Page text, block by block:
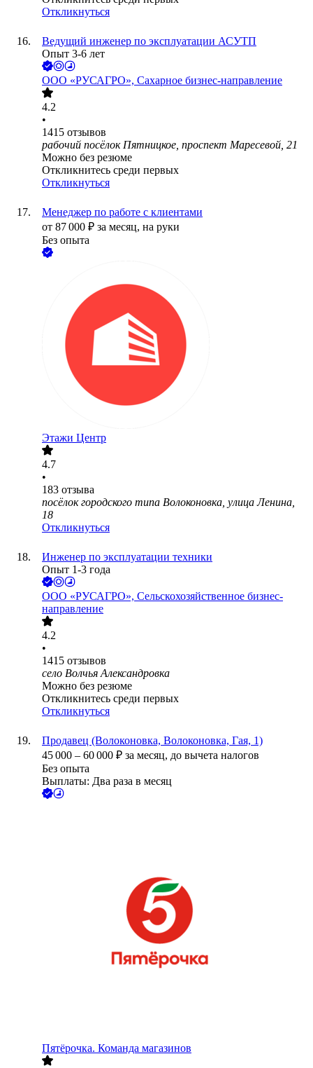
Откликнуться
Ведущий инженер по эксплуатации АСУТП
Опыт 3-6 лет
ООО «РУСАГРО», Сахарное бизнес-направление
4.2
•
1415 отзывов
рабочий посёлок Пятницкое, проспект Маресевой, 21
Можно без резюме
Откликнитесь среди первых
Откликнуться
Менеджер по работе с клиентами
от 87 000 ₽ за месяц, на руки
Без опыта
Этажи Центр
4.7
•
183 отзыва
посёлок городского типа Волоконовка, улица Ленина,
18
Откликнуться
Инженер по эксплуатации техники
Опыт 1-3 года
ООО «РУСАГРО», Сельскохозяйственное бизнес-
направление
4.2
•
1415 отзывов
село Волчья Александровка
Можно без резюме
Откликнитесь среди первых
Откликнуться
Продавец (Волоконовка, Волоконовка, Гая, 1)
45 000 – 60 000 ₽ за месяц, до вычета налогов
Без опыта
Выплаты: Два раза в месяц
Пятёрочка. Команда магазинов